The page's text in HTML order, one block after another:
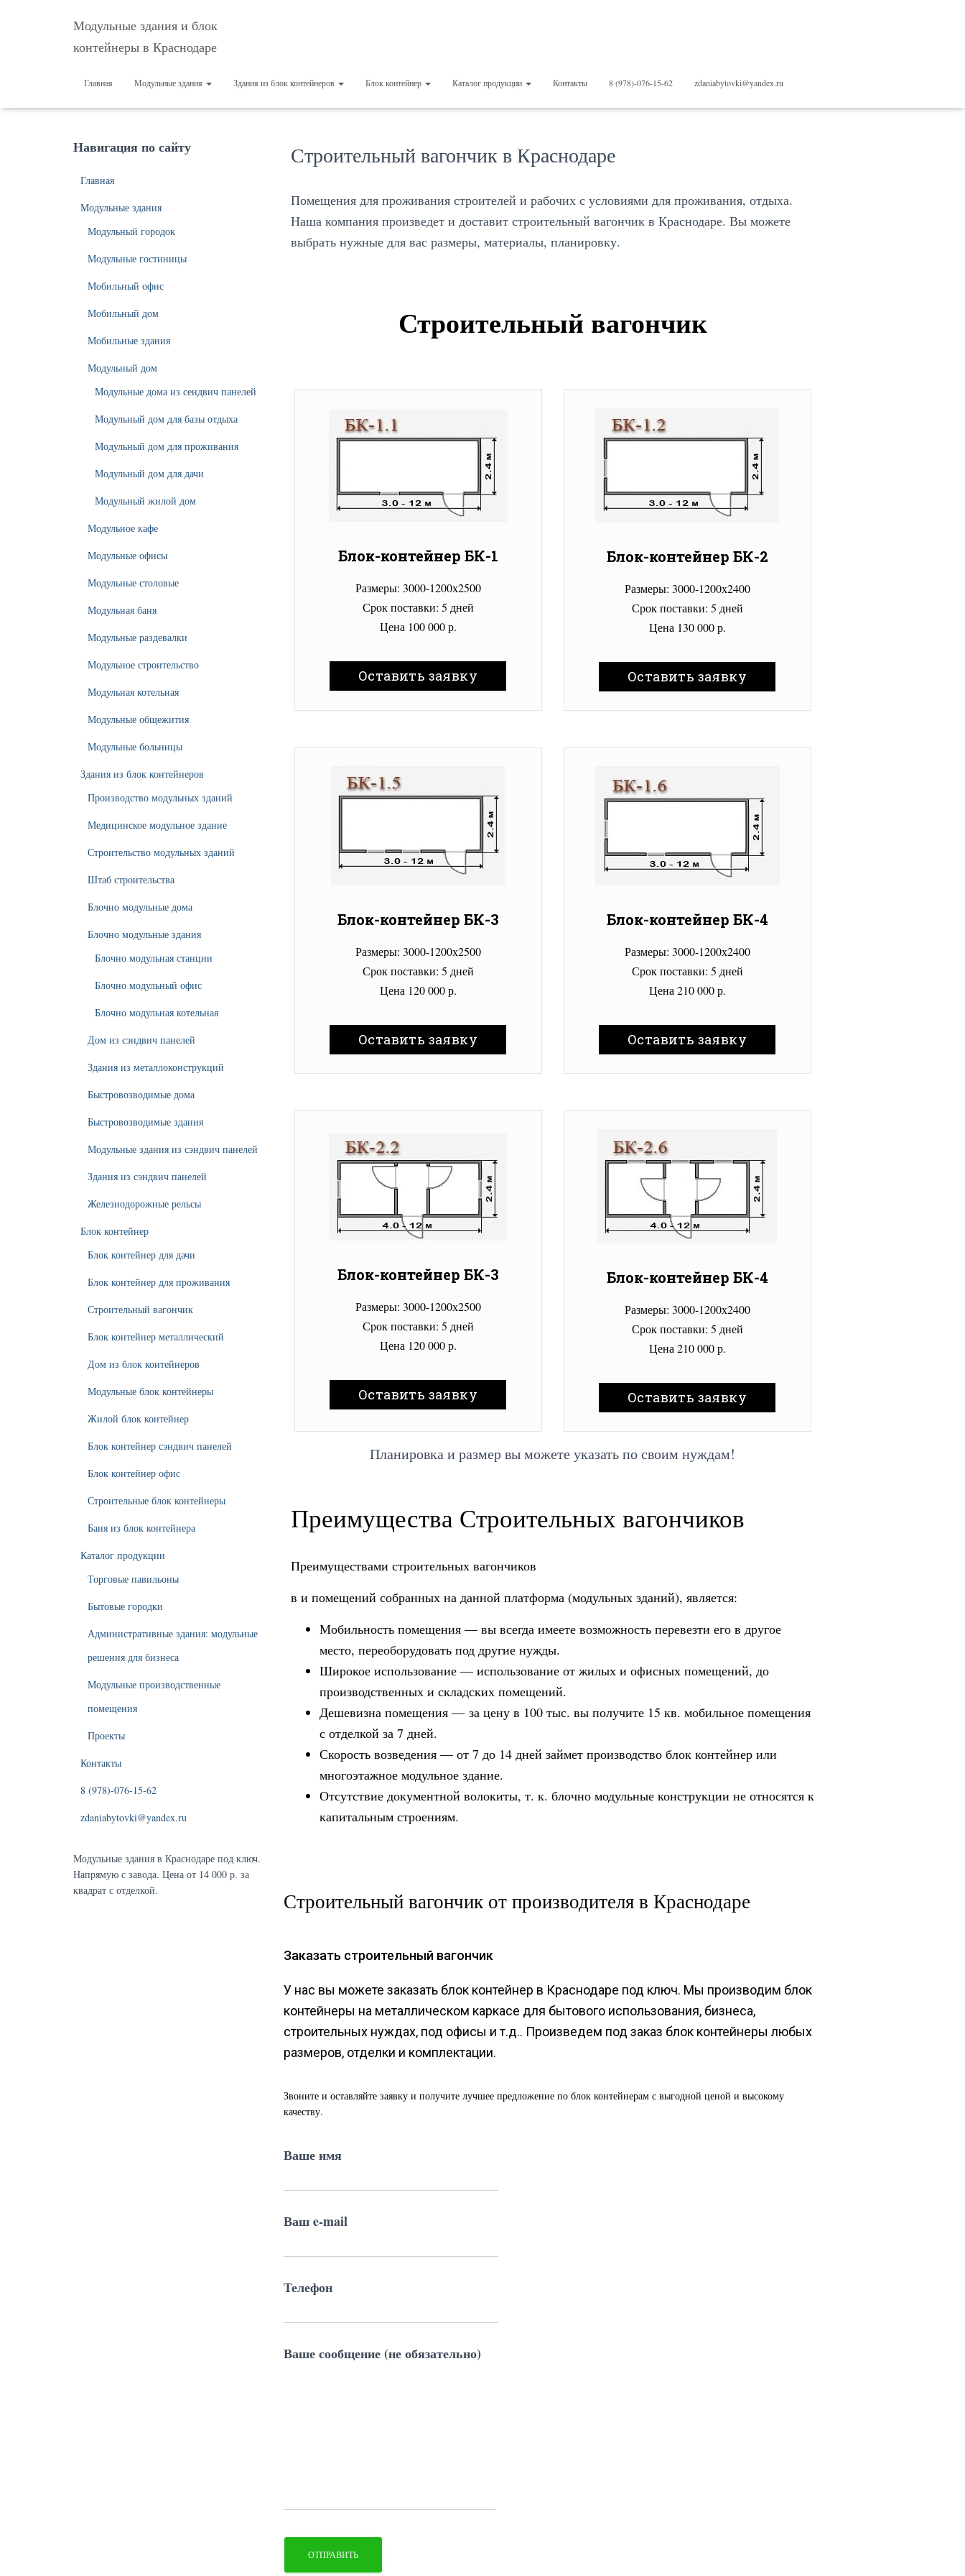
Модульные здания и блок
контейнеры в Краснодаре
Главная Модульные здания Здания из блок контейнеров Блок контейнер Каталог продукции Контакты 8 (978)-076-15-62 zdaniabytovki@yandex.ru
Навигация по сайту
Главная
Модульные здания
Модульный городок
Модульные гостиницы
Мобильный офис
Мобильный дом
Мобильные здания
Модульный дом
Модульные дома из сендвич панелей
Модульный дом для базы отдыха
Модульный дом для проживания
Модульный дом для дачи
Модульный жилой дом
Модульное кафе
Модульные офисы
Модульные столовые
Модульная баня
Модульные раздевалки
Модульное строительство
Модульная котельная
Модульные общежития
Модульные больницы
Здания из блок контейнеров
Производство модульных зданий
Медицинское модульное здание
Строительство модульных зданий
Штаб строительства
Блочно модульные дома
Блочно модульные здания
Блочно модульная станции
Блочно модульный офис
Блочно модульная котельная
Дом из сэндвич панелей
Здания из металлоконструкций
Быстровозводимые дома
Быстровозводимые здания
Модульные здания из сэндвич панелей
Здания из сэндвич панелей
Железнодорожные рельсы
Блок контейнер
Блок контейнер для дачи
Блок контейнер для проживания
Строительный вагончик
Блок контейнер металлический
Дом из блок контейнеров
Модульные блок контейнеры
Жилой блок контейнер
Блок контейнер сэндвич панелей
Блок контейнер офис
Строительные блок контейнеры
Баня из блок контейнера
Каталог продукции
Торговые павильоны
Бытовые городки
Административные здания: модульные
решения для бизнеса
Модульные производственные
помещения
Проекты
Контакты
8 (978)-076-15-62
zdaniabytovki@yandex.ru
Модульные здания в Краснодаре под ключ.
Напрямую с завода. Цена от 14 000 р. за
квадрат с отделкой.
Строительный вагончик в Краснодаре
Помещения для проживания строителей и рабочих с условиями для проживания, отдыха.
Наша компания произведет и доставит строительный вагончик в Краснодаре. Вы можете
выбрать нужные для вас размеры, материалы, планировку.
Строительный вагончик
Блок-контейнер БК-1
Размеры: 3000-1200х2500
Срок поставки: 5 дней
Цена 100 000 р.
Оставить заявку
Блок-контейнер БК-2
Размеры: 3000-1200х2400
Срок поставки: 5 дней
Цена 130 000 р.
Оставить заявку
Блок-контейнер БК-3
Размеры: 3000-1200х2500
Срок поставки: 5 дней
Цена 120 000 р.
Оставить заявку
Блок-контейнер БК-4
Размеры: 3000-1200х2400
Срок поставки: 5 дней
Цена 210 000 р.
Оставить заявку
Блок-контейнер БК-3
Размеры: 3000-1200х2500
Срок поставки: 5 дней
Цена 120 000 р.
Оставить заявку
Блок-контейнер БК-4
Размеры: 3000-1200х2400
Срок поставки: 5 дней
Цена 210 000 р.
Оставить заявку
Планировка и размер вы можете указать по своим нуждам!
Преимущества Строительных вагончиков
Преимуществами строительных вагончиков
в и помещений собранных на данной платформа (модульных зданий), является:
Мобильность помещения — вы всегда имеете возможность перевезти его в другое
место, переоборудовать под другие нужды.
Широкое использование — использование от жилых и офисных помещений, до
производственных и складских помещений.
Дешевизна помещения — за цену в 100 тыс. вы получите 15 кв. мобильное помещения
с отделкой за 7 дней.
Скорость возведения — от 7 до 14 дней займет производство блок контейнер или
многоэтажное модульное здание.
Отсутствие документной волокиты, т. к. блочно модульные конструкции не относятся к
капитальным строениям.
Строительный вагончик от производителя в Краснодаре
Заказать строительный вагончик
У нас вы можете заказать блок контейнер в Краснодаре под ключ. Мы производим блок
контейнеры на металлическом каркасе для бытового использования, бизнеса,
строительных нуждах, под офисы и т.д.. Произведем под заказ блок контейнеры любых
размеров, отделки и комплектации.
Звоните и оставляйте заявку и получите лучшее предложение по блок контейнерам с выгодной ценой и высокому
качеству.
Ваше имя
Ваш e-mail
Телефон
Ваше сообщение (не обязательно)